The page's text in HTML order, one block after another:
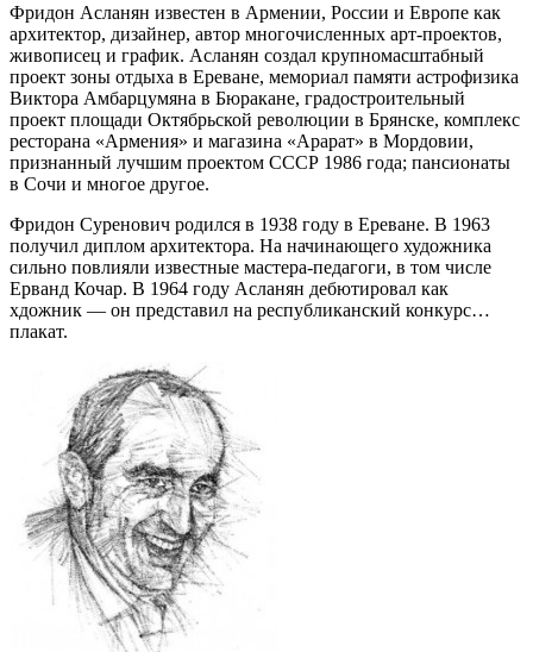
Фридон Асланян известен в Армении, России и Европе как
архитектор, дизайнер, автор многочисленных арт-проектов,
живописец и график. Асланян создал крупномасштабный
проект зоны отдыха в Ереване, мемориал памяти астрофизика
Виктора Амбарцумяна в Бюракане, градостроительный
проект площади Октябрьской революции в Брянске, комплекс
ресторана «Армения» и магазина «Арарат» в Мордовии,
признанный лучшим проектом СССР 1986 года; пансионаты
в Сочи и многое другое.
Фридон Суренович родился в 1938 году в Ереване. В 1963
получил диплом архитектора. На начинающего художника
сильно повлияли известные мастера-педагоги, в том числе
Ерванд Кочар. В 1964 году Асланян дебютировал как
хдожник — он представил на республиканский конкурс…
плакат.